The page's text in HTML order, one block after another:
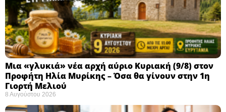
Μια «γλυκιά» νέα αρχή αύριο Κυριακή (9/8) στον
Προφήτη Ηλία Μυρίκης – Όσα θα γίνουν στην 1η
Γιορτή Μελιού
8 Αυγούστου 2026